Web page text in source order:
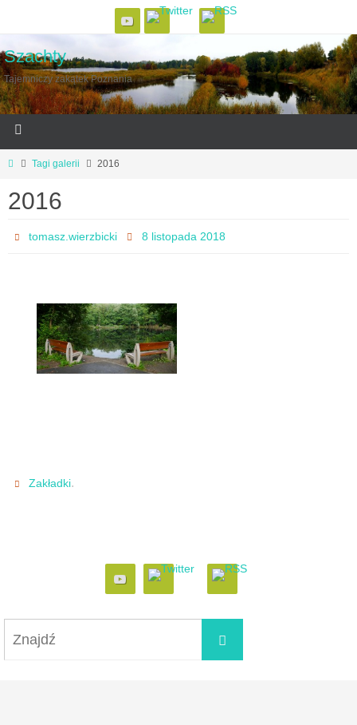
Szachty
Tajemniczy zakątek Poznania
Tagi galerii 2016
2016
tomasz.wierzbicki 8 listopada 2018
Zakładki.